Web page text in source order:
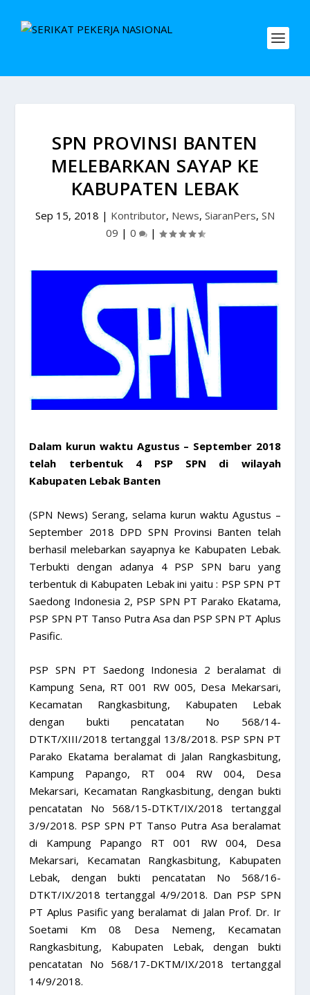
SPN PROVINSI BANTEN
MELEBARKAN SAYAP KE
KABUPATEN LEBAK
Sep 15, 2018 | Kontributor, News, SiaranPers, SN
09 | 0 |
Dalam kurun waktu Agustus – September 2018
telah terbentuk 4 PSP SPN di wilayah
Kabupaten Lebak Banten
(SPN News) Serang, selama kurun waktu Agustus –
September 2018 DPD SPN Provinsi Banten telah
berhasil melebarkan sayapnya ke Kabupaten Lebak.
Terbukti dengan adanya 4 PSP SPN baru yang
terbentuk di Kabupaten Lebak ini yaitu : PSP SPN PT
Saedong Indonesia 2, PSP SPN PT Parako Ekatama,
PSP SPN PT Tanso Putra Asa dan PSP SPN PT Aplus
Pasific.
PSP SPN PT Saedong Indonesia 2 beralamat di
Kampung Sena, RT 001 RW 005, Desa Mekarsari,
Kecamatan Rangkasbitung, Kabupaten Lebak
dengan bukti pencatatan No 568/14-
DTKT/XIII/2018 tertanggal 13/8/2018. PSP SPN PT
Parako Ekatama beralamat di Jalan Rangkasbitung,
Kampung Papango, RT 004 RW 004, Desa
Mekarsari, Kecamatan Rangkasbitung, dengan bukti
pencatatan No 568/15-DTKT/IX/2018 tertanggal
3/9/2018. PSP SPN PT Tanso Putra Asa beralamat
di Kampung Papango RT 001 RW 004, Desa
Mekarsari, Kecamatan Rangkasbitung, Kabupaten
Lebak, dengan bukti pencatatan No 568/16-
DTKT/IX/2018 tertanggal 4/9/2018. Dan PSP SPN
PT Aplus Pasific yang beralamat di Jalan Prof. Dr. Ir
Soetami Km 08 Desa Nemeng, Kecamatan
Rangkasbitung, Kabupaten Lebak, dengan bukti
pencatatan No 568/17-DKTM/IX/2018 tertanggal
14/9/2018.